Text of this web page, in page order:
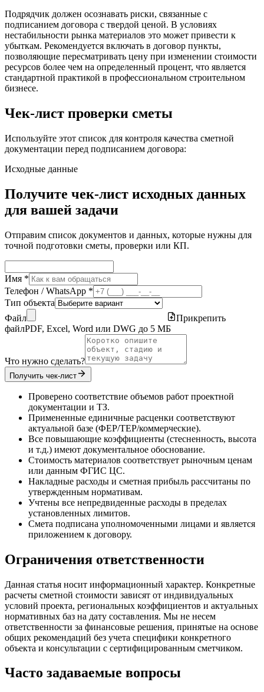
Подрядчик должен осознавать риски, связанные с
подписанием договора с твердой ценой. В условиях
нестабильности рынка материалов это может привести к
убыткам. Рекомендуется включать в договор пункты,
позволяющие пересматривать цену при изменении стоимости
ресурсов более чем на определенный процент, что является
стандартной практикой в профессиональном строительном
бизнесе.
Чек-лист проверки сметы
Используйте этот список для контроля качества сметной
документации перед подписанием договора:
Исходные данные
Получите чек-лист исходных данных
для вашей задачи
Отправим список документов и данных, которые нужны для
точной подготовки сметы, проверки или КП.
Имя *
Телефон / WhatsApp *
Тип объекта
Файл
Прикрепить
файлPDF, Excel, Word или DWG до 5 МБ
Что нужно сделать?
Получить чек-лист
Проверено соответствие объемов работ проектной
документации и ТЗ.
Примененные единичные расценки соответствуют
актуальной базе (ФЕР/ТЕР/коммерческие).
Все повышающие коэффициенты (стесненность, высота
и т.д.) имеют документальное обоснование.
Стоимость материалов соответствует рыночным ценам
или данным ФГИС ЦС.
Накладные расходы и сметная прибыль рассчитаны по
утвержденным нормативам.
Учтены все непредвиденные расходы в пределах
установленных лимитов.
Смета подписана уполномоченными лицами и является
приложением к договору.
Ограничения ответственности
Данная статья носит информационный характер. Конкретные
расчеты сметной стоимости зависят от индивидуальных
условий проекта, региональных коэффициентов и актуальных
нормативных баз на дату составления. Мы не несем
ответственности за финансовые решения, принятые на основе
общих рекомендаций без учета специфики конкретного
объекта и консультации с сертифицированным сметчиком.
Часто задаваемые вопросы